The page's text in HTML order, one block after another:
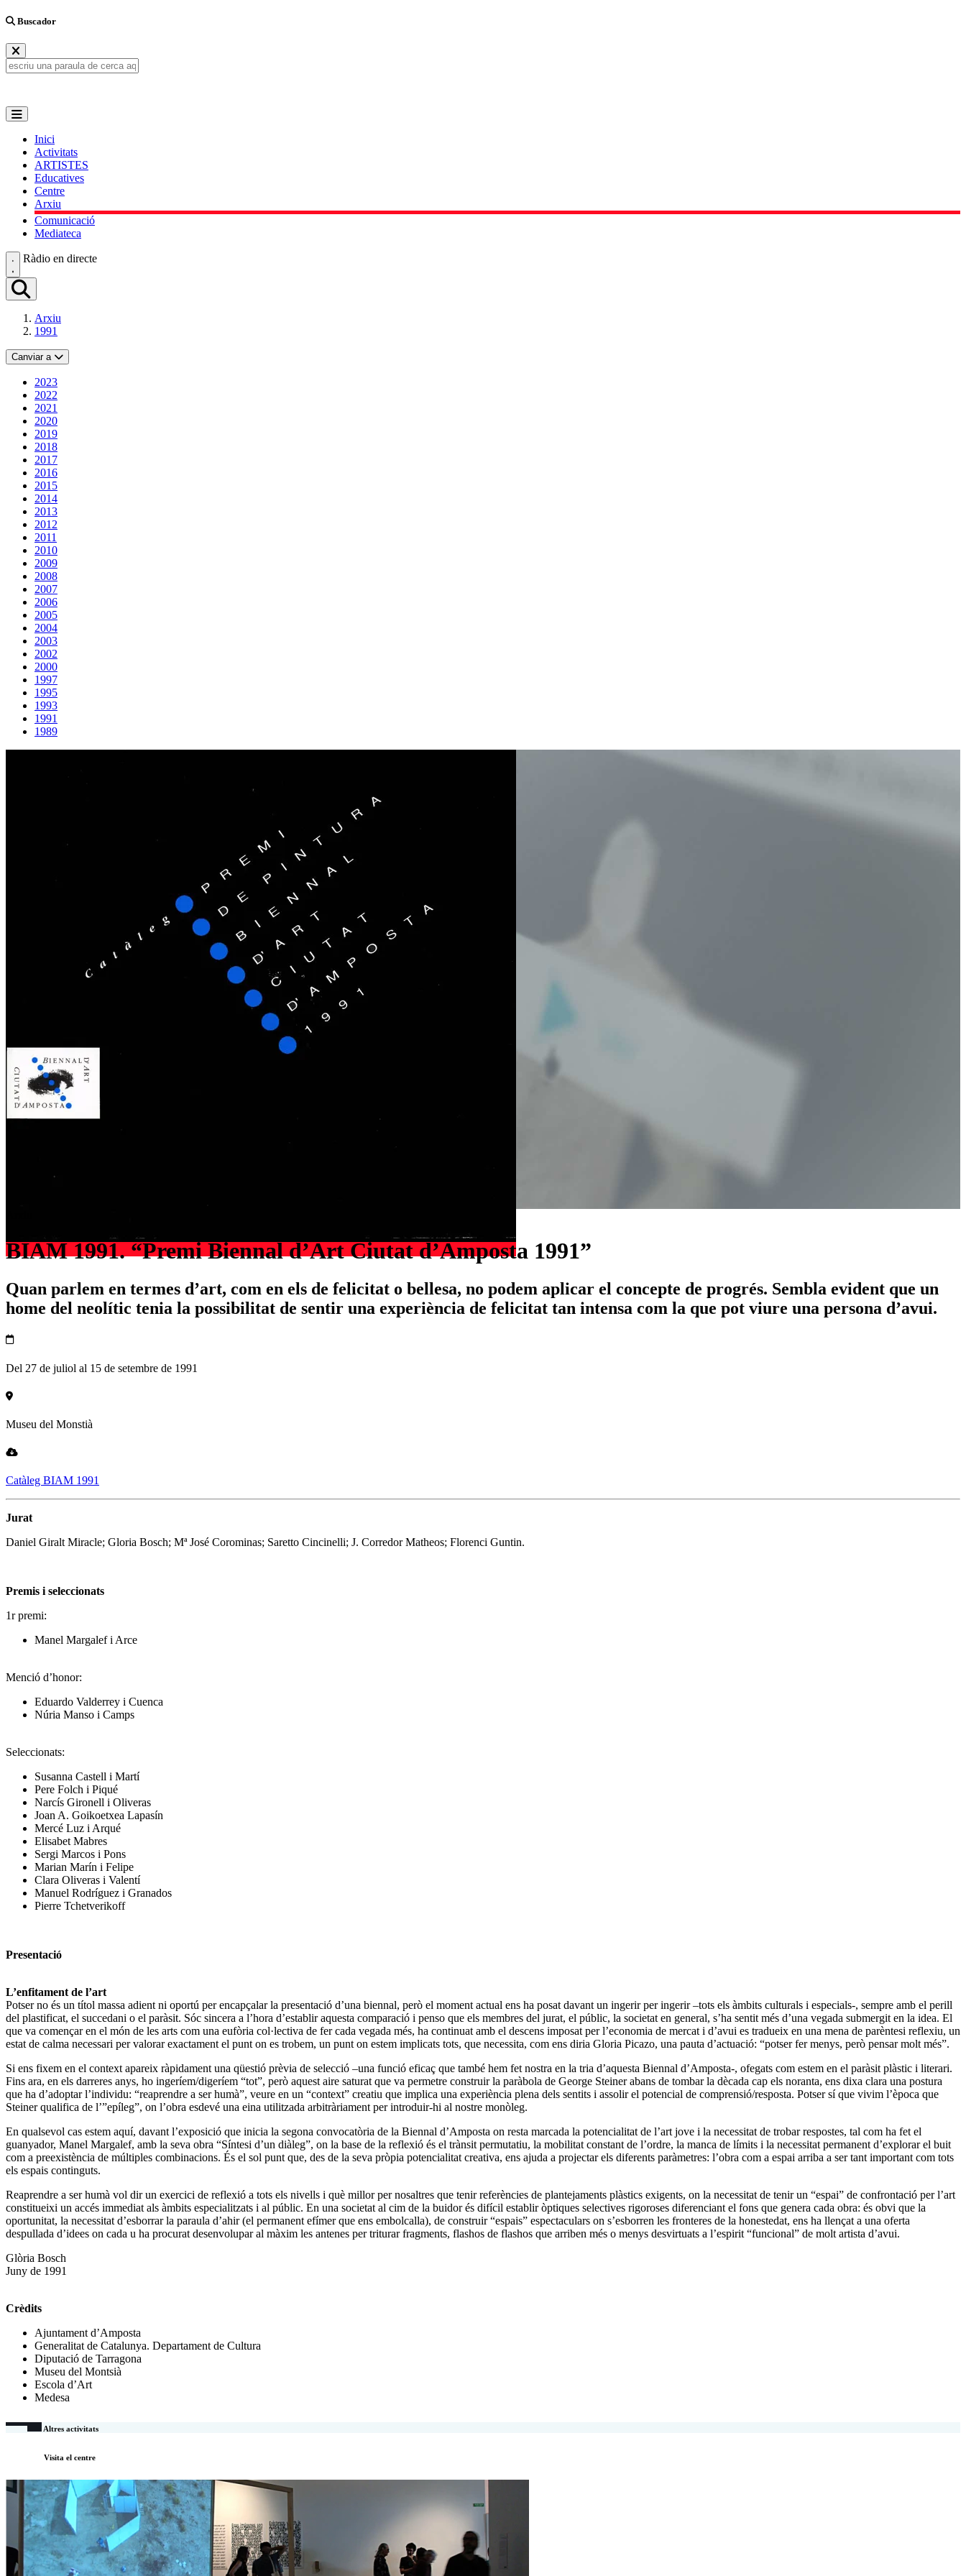
Buscador
Inici
Activitats
ARTISTES
Educatives
Centre
Arxiu
Comunicació
Mediateca
Ràdio en directe
Arxiu
1991
Canviar a
2023
2022
2021
2020
2019
2018
2017
2016
2015
2014
2013
2012
2011
2010
2009
2008
2007
2006
2005
2004
2003
2002
2000
1997
1995
1993
1991
1989
BIAM 1991. “Premi Biennal d’Art Ciutat d’Amposta 1991”
Quan parlem en termes d’art, com en els de felicitat o bellesa, no podem aplicar el concepte de progrés. Sembla evident que un
home del neolític tenia la possibilitat de sentir una experiència de felicitat tan intensa com la que pot viure una persona d’avui.
Del 27 de juliol al 15 de setembre de 1991
Museu del Monstià
Catàleg BIAM 1991
Jurat
Daniel Giralt Miracle; Gloria Bosch; Mª José Corominas; Saretto Cincinelli; J. Corredor Matheos; Florenci Guntin.
Premis i seleccionats
1r premi:
Manel Margalef i Arce
Menció d’honor:
Eduardo Valderrey i Cuenca
Núria Manso i Camps
Seleccionats:
Susanna Castell i Martí
Pere Folch i Piqué
Narcís Gironell i Oliveras
Joan A. Goikoetxea Lapasín
Mercé Luz i Arqué
Elisabet Mabres
Sergi Marcos i Pons
Marian Marín i Felipe
Clara Oliveras i Valentí
Manuel Rodríguez i Granados
Pierre Tchetverikoff
Presentació
L’enfitament de l’art
Potser no és un títol massa adient ni oportú per encapçalar la presentació d’una biennal, però el moment actual ens ha posat davant un ingerir per ingerir –tots els àmbits culturals i especials-, sempre amb el perill
del plastificat, el succedani o el paràsit. Sóc sincera a l’hora d’establir aquesta comparació i penso que els membres del jurat, el públic, la societat en general, s’ha sentit més d’una vegada submergit en la idea. El
que va començar en el món de les arts com una eufòria col·lectiva de fer cada vegada més, ha continuat amb el descens imposat per l’economia de mercat i d’avui es tradueix en una mena de parèntesi reflexiu, un
estat de calma necessari per valorar exactament el punt on es trobem, un punt on estem implicats tots, que necessita, com ens diria Gloria Picazo, una pauta d’actuació: “potser fer menys, però pensar molt més”.
Si ens fixem en el context apareix ràpidament una qüestió prèvia de selecció –una funció eficaç que també hem fet nostra en la tria d’aquesta Biennal d’Amposta-, ofegats com estem en el paràsit plàstic i literari.
Fins ara, en els darreres anys, ho ingeríem/digeríem “tot”, però aquest aire saturat que va permetre construir la paràbola de George Steiner abans de tombar la dècada cap els noranta, ens dixa clara una postura
que ha d’adoptar l’individu: “reaprendre a ser humà”, veure en un “context” creatiu que implica una experiència plena dels sentits i assolir el potencial de comprensió/resposta. Potser sí que vivim l’època que
Steiner qualifica de l’”epíleg”, on l’obra esdevé una eina utilitzada arbitràriament per introduir-hi al nostre monòleg.
En qualsevol cas estem aquí, davant l’exposició que inicia la segona convocatòria de la Biennal d’Amposta on resta marcada la potencialitat de l’art jove i la necessitat de trobar respostes, tal com ha fet el
guanyador, Manel Margalef, amb la seva obra “Síntesi d’un diàleg”, on la base de la reflexió és el trànsit permutatiu, la mobilitat constant de l’ordre, la manca de límits i la necessitat permanent d’explorar el buit
com a preexistència de múltiples combinacions. És el sol punt que, des de la seva pròpia potencialitat creativa, ens ajuda a projectar els diferents paràmetres: l’obra com a espai arriba a ser tant important com tots
els espais continguts.
Reaprendre a ser humà vol dir un exercici de reflexió a tots els nivells i què millor per nosaltres que tenir referències de plantejaments plàstics exigents, on la necessitat de tenir un “espai” de confrontació per l’art
constitueixi un accés immediat als àmbits especialitzats i al públic. En una societat al cim de la buidor és difícil establir òptiques selectives rigoroses diferenciant el fons que genera cada obra: és obvi que la
oportunitat, la necessitat d’esborrar la paraula d’ahir (el permanent efímer que ens embolcalla), de construir “espais” espectaculars on s’esborren les fronteres de la honestedat, ens ha llençat a una oferta
despullada d’idees on cada u ha procurat desenvolupar al màxim les antenes per triturar fragments, flashos de flashos que arriben més o menys desvirtuats a l’espirit “funcional” de molt artista d’avui.
Glòria Bosch
Juny de 1991
Crèdits
Ajuntament d’Amposta
Generalitat de Catalunya. Departament de Cultura
Diputació de Tarragona
Museu del Montsià
Escola d’Art
Medesa
Altres activitats
Visita el centre